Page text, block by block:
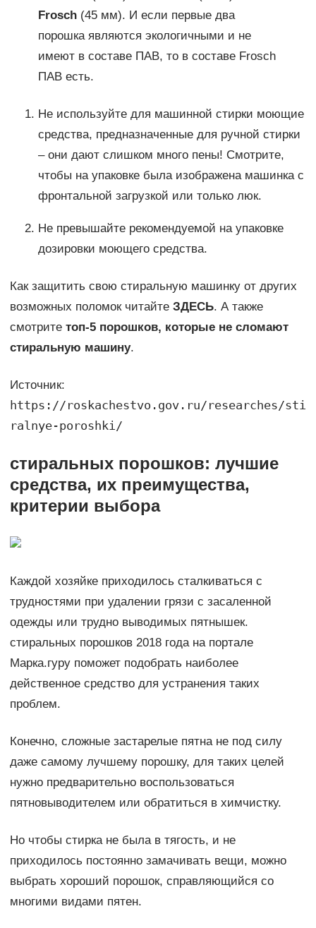
Frosch(45 мм). И если первые два
порошка являются экологичными и не
имеют в составе ПАВ, то в составе Frosch
ПАВ есть.
Не используйте для машинной стирки моющие
средства, предназначенные для ручной стирки
– они дают слишком много пены! Смотрите,
чтобы на упаковке была изображена машинка с
фронтальной загрузкой или только люк.
Не превышайте рекомендуемой на упаковке
дозировки моющего средства.
Как защитить свою стиральную машинку от других
возможных поломок читайте ЗДЕСЬ. А также
смотрите топ-5 порошков, которые не сломают
стиральную машину.
Источник:
https://roskachestvo.gov.ru/researches/sti
ralnye-poroshki/
стиральных порошков: лучшие
средства, их преимущества,
критерии выбора
Каждой хозяйке приходилось сталкиваться с
трудностями при удалении грязи с засаленной
одежды или трудно выводимых пятнышек.
стиральных порошков 2018 года на портале
Марка.гуру поможет подобрать наиболее
действенное средство для устранения таких
проблем.
Конечно, сложные застарелые пятна не под силу
даже самому лучшему порошку, для таких целей
нужно предварительно воспользоваться
пятновыводителем или обратиться в химчистку.
Но чтобы стирка не была в тягость, и не
приходилось постоянно замачивать вещи, можно
выбрать хороший порошок, справляющийся со
многими видами пятен.